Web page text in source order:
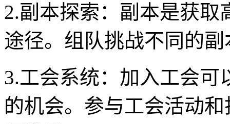
2.副本探索：副本是获
途径。组队挑战不同的
3.工会系统：加入工会
的机会。参与工会活动